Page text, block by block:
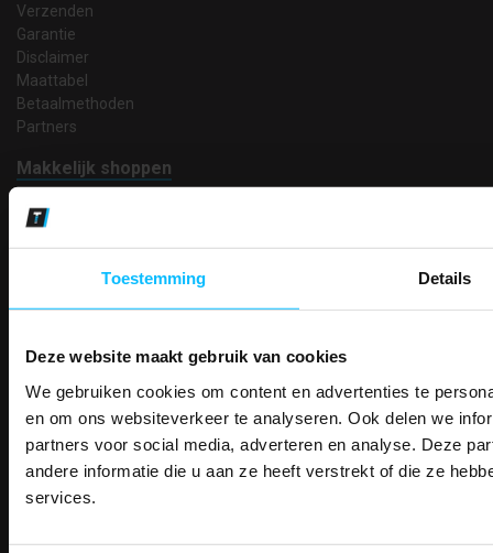
Toestemming Details
Deze website maakt gebruik van cookies
We gebruiken cookies om content en advertenties te
en om ons websiteverkeer te analyseren. Ook delen we
partners voor social media, adverteren en analyse. Deze
andere informatie die u aan ze heeft verstrekt of die ze
services.
Verzenden
Garantie
Disclaimer
Maattabel
Betaalmethoden
Partners
Makkelijk shoppen
Bedruk- en borduurservice
Betaalwijze
Inschrijven
Contact
TEACO VOF
ONTVANG
KORTING OP
PAK